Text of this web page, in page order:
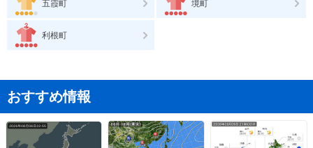
五霞町 境町
利根町
おすすめ情報